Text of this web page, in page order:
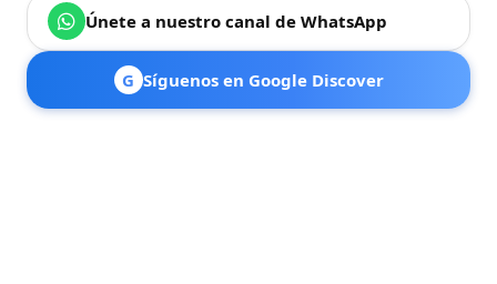
Únete a nuestro canal de WhatsApp
G Síguenos en Google Discover